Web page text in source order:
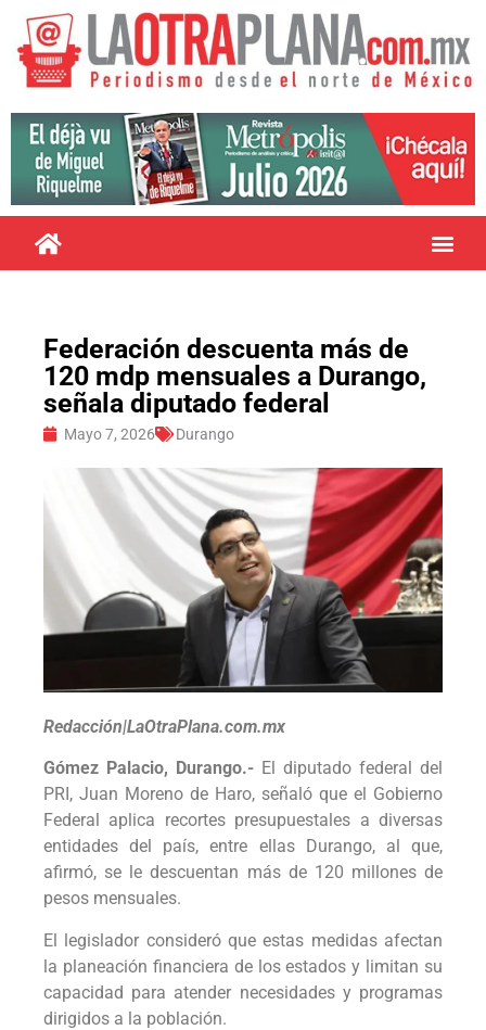
Federación descuenta más de
120 mdp mensuales a Durango,
señala diputado federal
Mayo 7, 2026 Durango
Redacción|LaOtraPlana.com.mx
Gómez Palacio, Durango.- El diputado federal del
PRI, Juan Moreno de Haro, señaló que el Gobierno
Federal aplica recortes presupuestales a diversas
entidades del país, entre ellas Durango, al que,
afirmó, se le descuentan más de 120 millones de
pesos mensuales.
El legislador consideró que estas medidas afectan
la planeación financiera de los estados y limitan su
capacidad para atender necesidades y programas
dirigidos a la población.